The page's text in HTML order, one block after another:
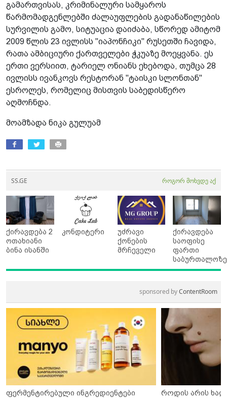
გამართვისას, კრიმინალური სამყაროს
წარმომადგენლებში ძალაუფლების გადანაწილების
სურვილის გამო, სიტუაცია დაიძაბა, სწორედ ამიტომ
2009 წლის 23 ივლისს "იაპონჩიკი" რუსეთში ჩავიდა,
რათა ამბიციური ქართველები ჭკუაზე მოეყვანა. ეს
ერთი ვერსიით, ტარიელ ონიანს ეხებოდა, თუმცა 28
ივლისს ივანკოვს რესტორან "ტაისკი სლონთან"
ესროლეს, რომელიც მისთვის საბედისწერო
აღმოჩნდა.
მოამზადა ნიკა გულუამ
SS.GE როგორ მოხვდე აქ
ქირავდება 2
ოთახიანი
ბინა ისანში
კონდიტერი
უძრავი
ქონების
მრჩეველი
ქირავდება
საოფისე
ფართი
საბურთალოზე
sponsored byContentRoom
ფერმენტირებული ინგრედიენტები როდის არის